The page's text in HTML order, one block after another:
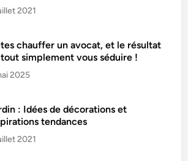
2021
chauffer un avocat, et le résultat
simplement vous séduire !
2025
: Idées de décorations et
tendances
2021